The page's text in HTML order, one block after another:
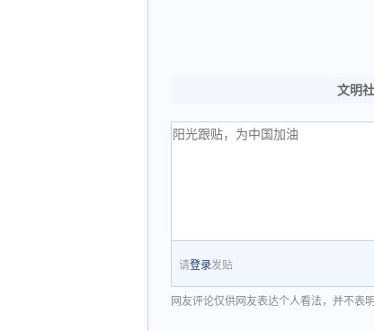
文明
请登录发贴
网友评论仅供网友表达个人看法，并不表